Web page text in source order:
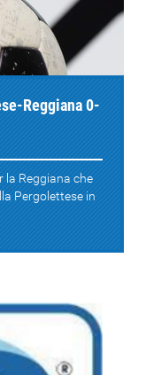
Reggiana 0-
la Reggiana che
Pergolettese in